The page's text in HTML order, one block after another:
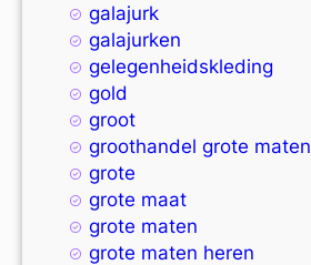
galajurk
galajurken
gelegenheidskleding
gold
groot
groothandel grote maten
grote
grote maat
grote maten
grote maten heren